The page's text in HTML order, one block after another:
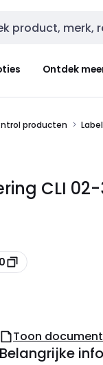
invoer
Ontdek
producten
CLI
Toon
Belangrijke